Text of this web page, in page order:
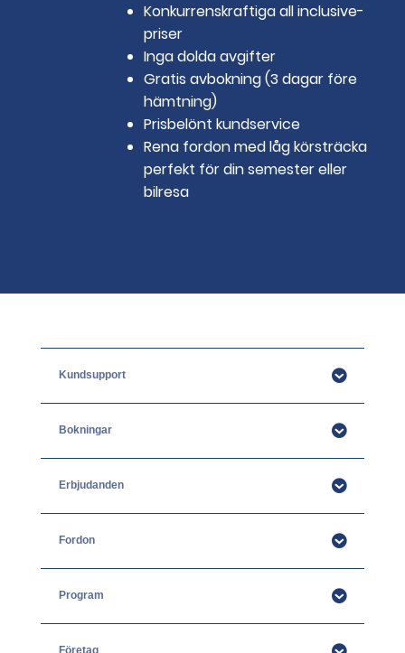
Konkurrenskraftiga all inclusive-
priser
Inga dolda avgifter
Gratis avbokning (3 dagar före
hämtning)
Prisbelönt kundservice
Rena fordon med låg körsträcka
perfekt för din semester eller
bilresa
Kundsupport
Bokningar
Erbjudanden
Fordon
Program